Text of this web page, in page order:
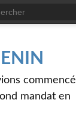
commencé
mandat en